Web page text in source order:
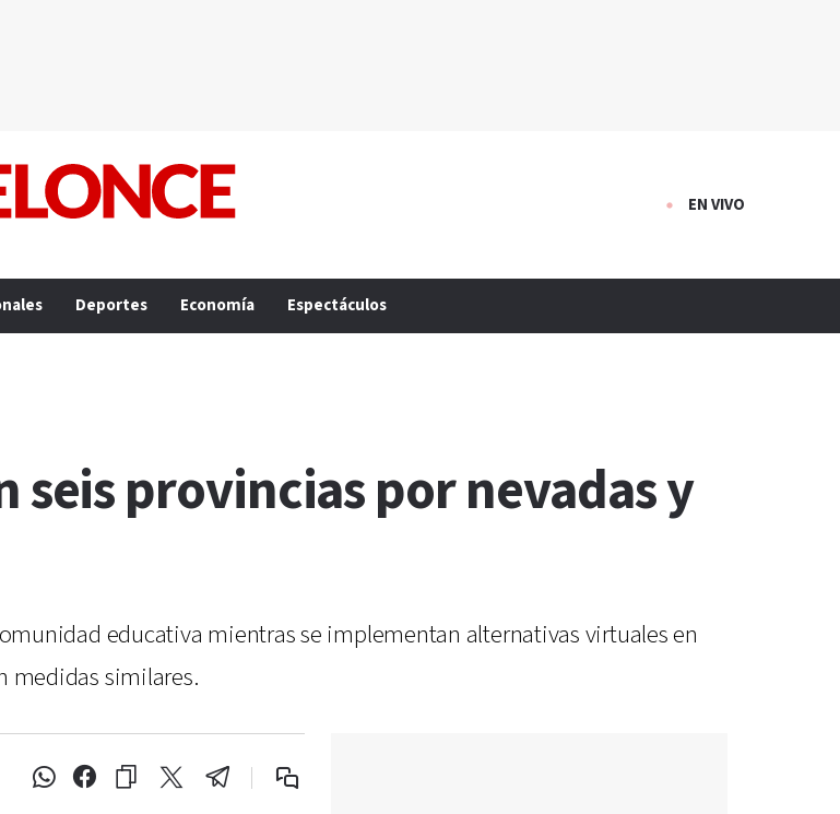
EN VIVO
Deportes Economía Espectáculos
seis provincias por nevadas y
educativa mientras se implementan alternativas virtuales en
medidas similares.